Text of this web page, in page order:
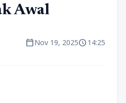
Awal
calendar_todayNov 19, 2025schedule14:25